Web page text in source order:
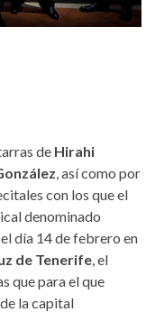
de Hirahi
, así como por
con los que el
denominado
día 14 de febrero en
de Tenerife, el
que para el que
de la capital